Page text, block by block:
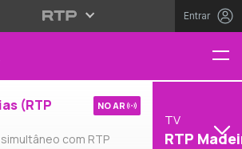
Entrar
(RTP
com RTP
NO AR
TV
RTP